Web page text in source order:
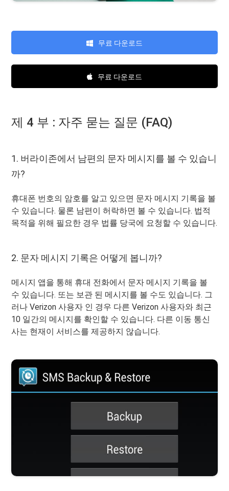
무료 다운로드
무료 다운로드
제 4 부 : 자주 묻는 질문 (FAQ)
1. 버라이존에서 남편의 문자 메시지를 볼 수 있습니
까?
휴대폰 번호의 암호를 알고 있으면 문자 메시지 기록을 볼
수 있습니다. 물론 남편이 허락하면 볼 수 있습니다. 법적
목적을 위해 필요한 경우 법률 당국에 요청할 수 있습니다.
2. 문자 메시지 기록은 어떻게 봅니까?
메시지 앱을 통해 휴대 전화에서 문자 메시지 기록을 볼
수 있습니다. 또는 보관 된 메시지를 볼 수도 있습니다. 그
러나 Verizon 사용자 인 경우 다른 Verizon 사용자와 최근
10 일간의 메시지를 확인할 수 있습니다. 다른 이동 통신
사는 현재이 서비스를 제공하지 않습니다.